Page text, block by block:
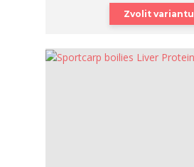
Zvolit variantu